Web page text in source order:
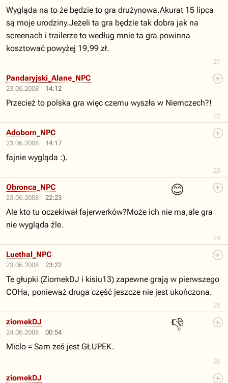
21
Wygląda na to że będzie to gra drużynowa.Akurat 15 lipca
są moje urodziny.Jeżeli ta gra będzie tak dobra jak na
screenach i trailerze to według mnie ta gra powinna
kosztować powyżej 19,99 zł.
23.06.2008 14:12
22
Pandaryjski_Alane_NPC
Przecież to polska gra więc czemu wyszła w Niemczech?!
23.06.2008 14:17
23
Adoborn_NPC
fajnie wygląda :).
23.06.2008 22:23
😊
24
Obronca_NPC
Ale kto tu oczekiwał fajerwerków?Może ich nie ma,ale gra
nie wygląda źle.
23.06.2008 23:22
25
Luethal_NPC
Te głupki (ZiomekDJ i kisiu13) zapewne grają w pierwszego
COHa, ponieważ druga część jeszcze nie jest ukończona.
24.06.2008 00:54
👎
26
ziomekDJ
Miclo = Sam żeś jest GŁUPEK.
ziomekDJ